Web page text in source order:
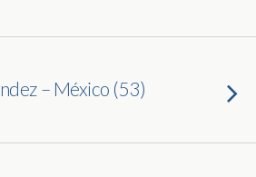
– México (53)